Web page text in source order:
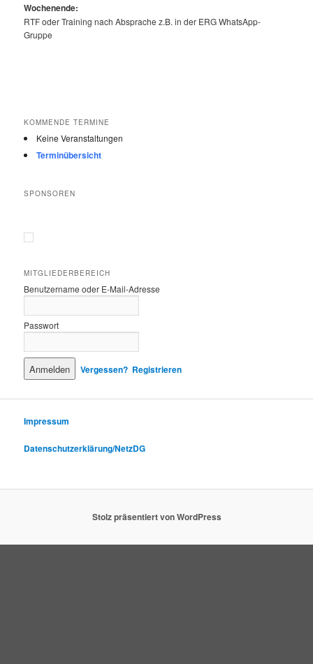
Wochenende:
RTF oder Training nach Absprache z.B. in der ERG WhatsApp-
Gruppe
KOMMENDE TERMINE
Keine Veranstaltungen
Terminübersicht
SPONSOREN
MITGLIEDERBEREICH
Benutzername oder E-Mail-Adresse
Passwort
Vergessen? Registrieren
Impressum
Datenschutzerklärung/NetzDG
Stolz präsentiert von WordPress